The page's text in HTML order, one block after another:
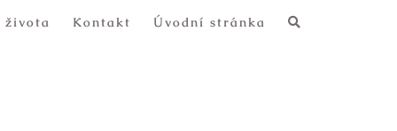
života Kontakt Úvodní stránka